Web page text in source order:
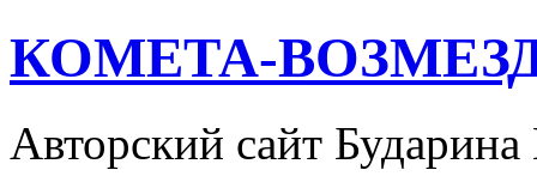
КОМЕТА-
Авторский сайт